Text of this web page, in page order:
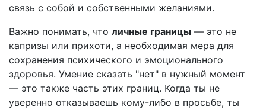
связь с собой и собственными желаниями.
Важно понимать, что личные границы — это не
капризы или прихоти, а необходимая мера для
сохранения психического и эмоционального
здоровья. Умение сказать "нет" в нужный момент
— это также часть этих границ. Когда ты не
уверенно отказываешь кому-либо в просьбе, ты